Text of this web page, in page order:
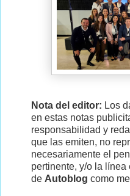
Nota del editor: Los
en estas notas
responsabilidad y
que las emiten, no
necesariamente el
pertinente, y/o la línea
de Autoblog como